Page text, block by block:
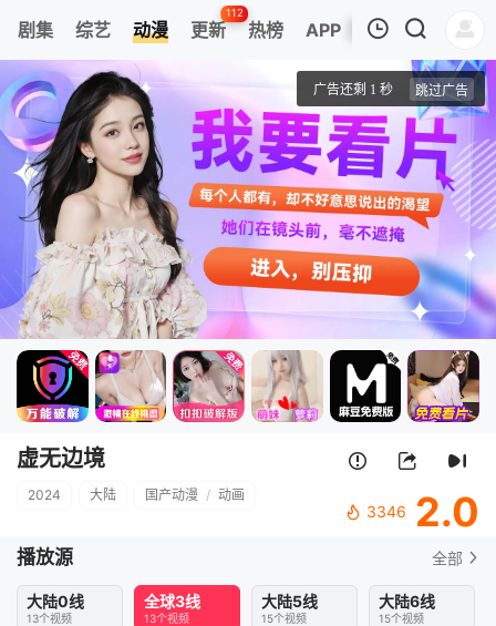
剧集 综艺 动漫 更新
112
热榜 APP
我的观影记录
第01集
虚无边境
清空
虚无边境
2024 大陆 国产动漫 / 动画
3346 2.0
播放源 全部
大陆0线
13个视频
全球3线
13个视频
大陆5线
15个视频
大陆6线
15个视频